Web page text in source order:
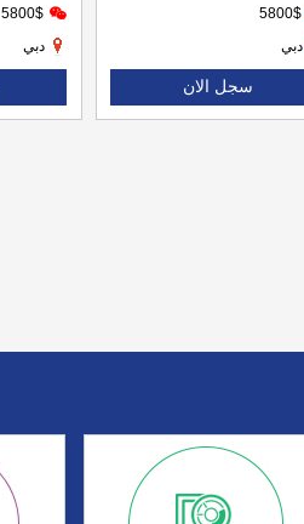
5800$
دبي
5800$
دبي
سجل الان